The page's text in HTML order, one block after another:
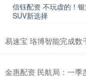
信钰配资 不玩虚的！
SUV新选择
易速宝 珞博智能完成数
金惠配资 民航局：一季